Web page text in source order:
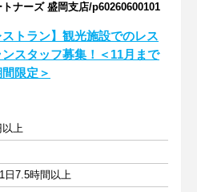
ナーズ 盛岡支店/p60260600101
ストラン】観光施設でのレス
ンスタッフ募集！＜11月まで
限定＞
以上
日7.5時間以上